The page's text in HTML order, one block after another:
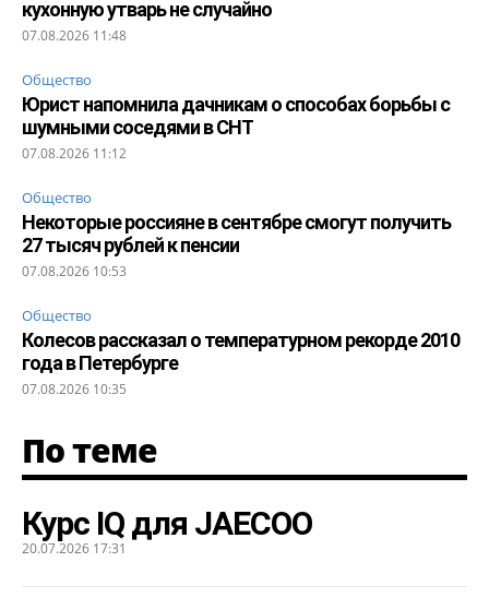
кухонную утварь не случайно
07.08.2026 11:48
Общество
Юрист напомнила дачникам о способах борьбы с
шумными соседями в СНТ
07.08.2026 11:12
Общество
Некоторые россияне в сентябре смогут получить
27 тысяч рублей к пенсии
07.08.2026 10:53
Общество
Колесов рассказал о температурном рекорде 2010
года в Петербурге
07.08.2026 10:35
По теме
Курс IQ для JAECOO
20.07.2026 17:31